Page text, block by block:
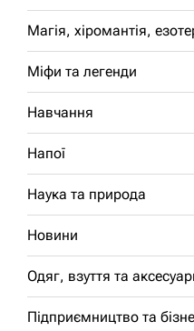
Магія, хіромантія,
Міфи та легенди
Навчання
Напої
Наука та природа
Новини
Одяг, взуття та
Підприємництво та